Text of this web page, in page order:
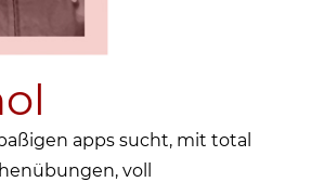
apps sucht, mit total
voll